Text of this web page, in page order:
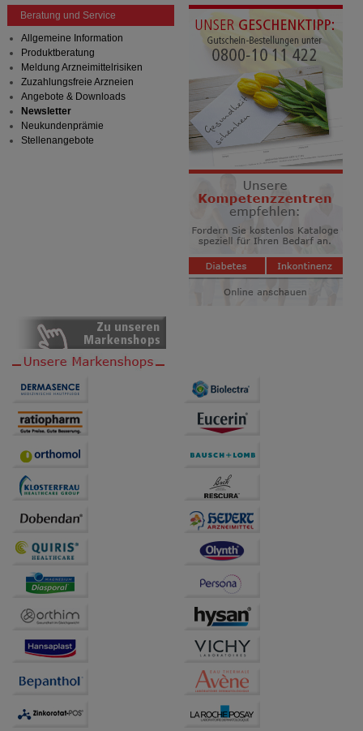
Beratung und Service
Allgemeine Information
Produktberatung
Meldung Arzneimittelrisiken
Zuzahlungsfreie Arzneien
Angebote & Downloads
Newsletter
Neukundenprämie
Stellenangebote